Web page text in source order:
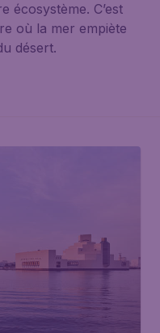
écosystème. C’est
où la mer empiète
désert.